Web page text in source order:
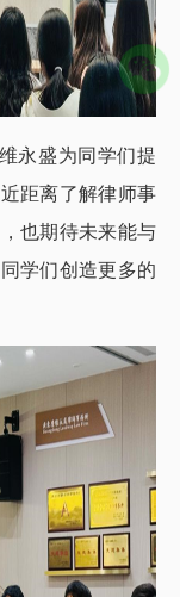
永盛为同学们提
距离了解律师事
也期待未来能与
学们创造更多的